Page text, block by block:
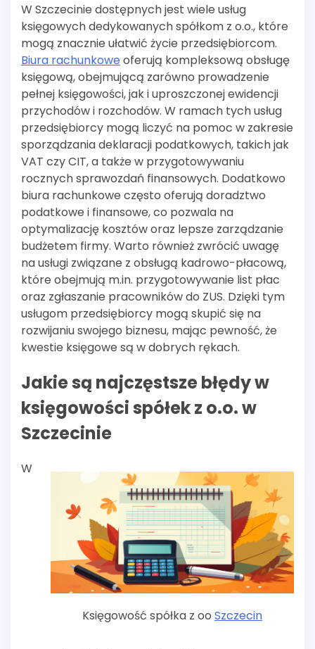
W Szczecinie dostępnych jest wiele usług
księgowych dedykowanych spółkom z o.o., które
mogą znacznie ułatwić życie przedsiębiorcom.
Biura rachunkowe oferują kompleksową obsługę
księgową, obejmującą zarówno prowadzenie
pełnej księgowości, jak i uproszczonej ewidencji
przychodów i rozchodów. W ramach tych usług
przedsiębiorcy mogą liczyć na pomoc w zakresie
sporządzania deklaracji podatkowych, takich jak
VAT czy CIT, a także w przygotowywaniu
rocznych sprawozdań finansowych. Dodatkowo
biura rachunkowe często oferują doradztwo
podatkowe i finansowe, co pozwala na
optymalizację kosztów oraz lepsze zarządzanie
budżetem firmy. Warto również zwrócić uwagę
na usługi związane z obsługą kadrowo-płacową,
które obejmują m.in. przygotowywanie list płac
oraz zgłaszanie pracowników do ZUS. Dzięki tym
usługom przedsiębiorcy mogą skupić się na
rozwijaniu swojego biznesu, mając pewność, że
kwestie księgowe są w dobrych rękach.
Jakie są najczęstsze błędy w
księgowości spółek z o.o. w
Szczecinie
Księgowość spółka z oo Szczecin
W